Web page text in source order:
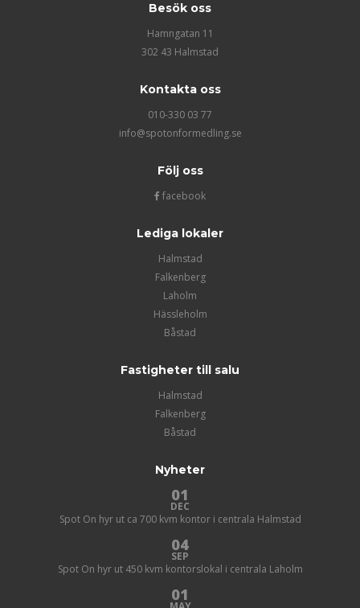
Besök oss
Hamngatan 11
302 43 Halmstad
Kontakta oss
010-330 03 77
info@spotonformedling.se
Följ oss
facebook
Lediga lokaler
Halmstad
Falkenberg
Laholm
Hässleholm
Båstad
Fastigheter till salu
Halmstad
Falkenberg
Båstad
Nyheter
01
DEC
Spot On hyr ut ca 700 kvm kontor i centrala Halmstad
04
SEP
Spot On hyr ut 450 kvm kontorslokal i centrala Laholm
01